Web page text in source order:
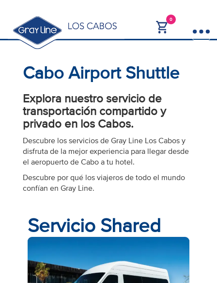
0
Cabo Airport Shuttle
Explora nuestro servicio de
transportación compartido y
privado en los Cabos.
Descubre los servicios de Gray Line Los Cabos y
disfruta de la mejor experiencia para llegar desde
el aeropuerto de Cabo a tu hotel.
Descubre por qué los viajeros de todo el mundo
confían en Gray Line.
Servicio Shared